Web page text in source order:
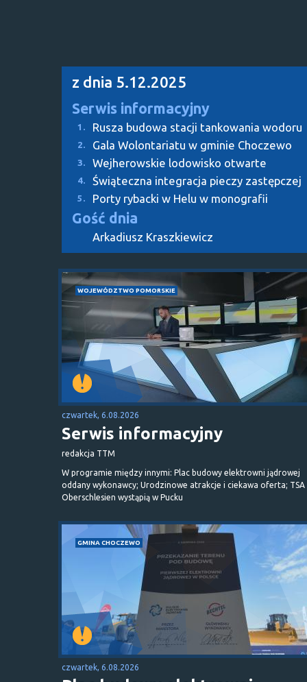
z dnia 5.12.2025
Serwis informacyjny
1. Rusza budowa stacji tankowania wodoru
2. Gala Wolontariatu w gminie Choczewo
3. Wejherowskie lodowisko otwarte
4. Świąteczna integracja pieczy zastępczej
5. Porty rybacki w Helu w monografii
Gość dnia
Arkadiusz Kraszkiewicz
WOJEWÓDZTWO POMORSKIE
czwartek, 6.08.2026
Serwis informacyjny
redakcja TTM
W programie między innymi: Plac budowy elektrowni jądrowej
oddany wykonawcy; Urodzinowe atrakcje i ciekawa oferta; TSA
Oberschlesien wystąpią w Pucku
GMINA CHOCZEWO
czwartek, 6.08.2026